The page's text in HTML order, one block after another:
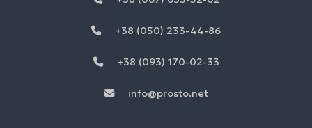
+38 (050) 233-44-86
+38 (093) 170-02-33
info@prosto.net